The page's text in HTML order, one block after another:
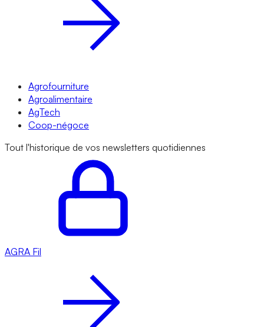
Agrofourniture
Agroalimentaire
AgTech
Coop-négoce
Tout l'historique de vos newsletters quotidiennes
AGRA Fil